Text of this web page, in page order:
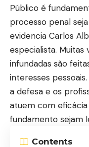
Público é
processo penal
evidencia Carlos
especialista. Muitas
infundadas são
interesses
a defesa e os
atuem com
fundamento sejam
Contents